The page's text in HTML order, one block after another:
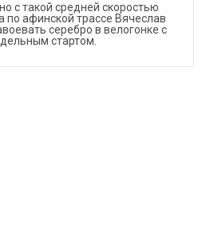
с такой средней скоростью
по афинской трассе Вячеслав
серебро в велогонке с
стартом.